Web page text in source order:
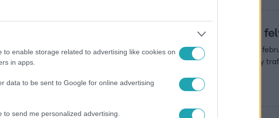
to enable storage related to advertising like cookies on
in apps.
data to be sent to Google for online advertising
to send me personalized advertising.
élelmiszerbolt – nem válogatott a rabló, akiről
– a rendőrség szerint ugyanaz a férfi vitte el pisztollyal fenyegetőzve
Pécsen, utóbbiról most tettek közzé videót. Próbálkozott egy